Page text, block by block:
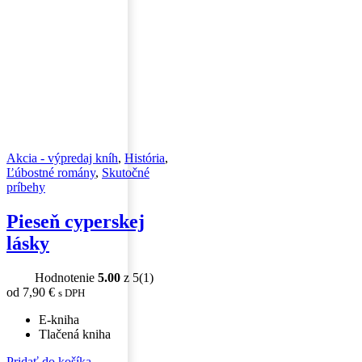
Akcia - výpredaj kníh, História,
Ľúbostné romány, Skutočné
príbehy
Pieseň cyperskej
lásky
Hodnotenie 5.00z 5(1)
od 7,90 € s DPH
E-kniha
Tlačená kniha